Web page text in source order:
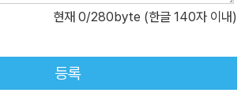
제공할 것이다.
현재 0/280byte (한글 140자 이내)
등록